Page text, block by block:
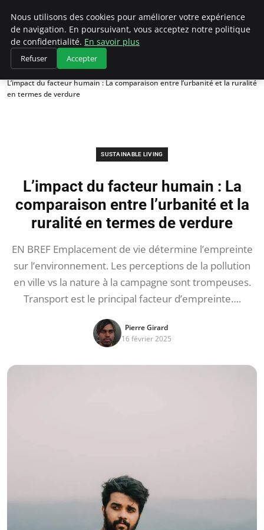
Climategatecountryclub.com
Accueil
Sustainable Living
L’impact du facteur humain : La comparaison entre l’urbanité et la ruralité
en termes de verdure
SUSTAINABLE LIVING
L’impact du facteur humain : La
comparaison entre l’urbanité et la
ruralité en termes de verdure
EN BREF Emplacement de vie détermine l’empreinte
sur l’environnement. Les perceptions de la pollution
en ville vs la nature à la campagne sont trompeuses.
Transport est le principal facteur d’empreinte….
Pierre Girard
16 février 2025
Nous utilisons des cookies pour améliorer votre expérience
de navigation. En poursuivant, vous acceptez notre politique
de confidentialité. En savoir plus
Refuser Accepter